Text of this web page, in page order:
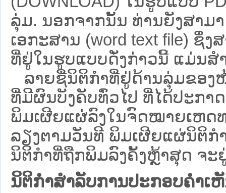
ລຸ່ມ. ນອກຈາກນັ້ນ ທ່ານຍັງສາມ
ເອກະສານ (word text file) ຊຶ່
ທີ່ຢູ່ໃນຮູບແບບດັ່ງກ່າວນີ້ ແມ່ນສ
ລາຍຊື່ນິຕິກຳທີ່ຢູ່ດ້ານລຸ່ມຂອງ
ທີ່ມີຜົນບັງຄັບທົ່ວໄປ ທີ່ໄດ້ປະກ
ພິມເຜີຍແຜ່ລົງໃນຈົດໝາຍເຫດ
ລຽງຕາມວັນທີ ພິມເຜີຍແຜ່ນິຕິກ
ນິຕິກຳທີ່ຖືກພິມລົງຄັ້ງຫຼ້າສຸດ ຈະ
ນິຕິກຳສຳລັບການປະກອບຄຳເ